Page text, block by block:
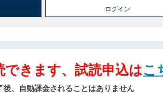
ログイン
きます、試読申込はこ
後、自動課金されることはありません